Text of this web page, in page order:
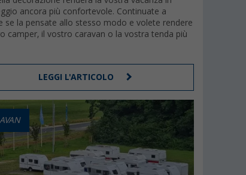
ancora più confortevole. Continuate a
se la pensate allo stesso modo e volete rendere
camper, il vostro caravan o la vostra tenda più
LEGGI L'ARTICOLO